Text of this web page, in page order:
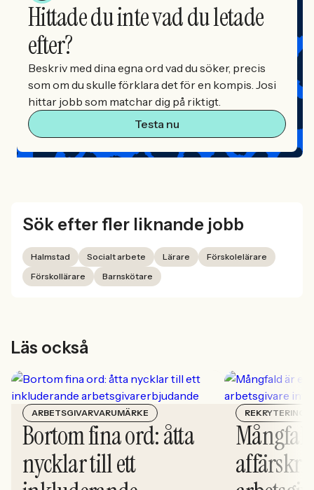
Hittade du inte vad du letade
efter?
Beskriv med dina egna ord vad du söker, precis
som om du skulle förklara det för en kompis. Josi
hittar jobb som matchar dig på riktigt.
Testa nu
Sök efter fler liknande jobb
Halmstad Socialt arbete Lärare
Förskolelärare
Förskollärare
Barnskötare
Läs också
ARBETSGIVARVARUMÄRKE
Bortom fina ord: åtta
nycklar till ett
REKRYTERING